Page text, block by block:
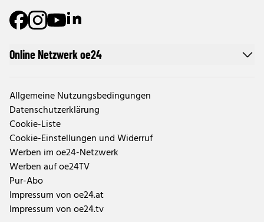
Online Netzwerk oe24
Allgemeine Nutzungsbedingungen
Datenschutzerklärung
Cookie-Liste
Cookie-Einstellungen und Widerruf
Werben im oe24-Netzwerk
Werben auf oe24TV
Pur-Abo
Impressum von oe24.at
Impressum von oe24.tv